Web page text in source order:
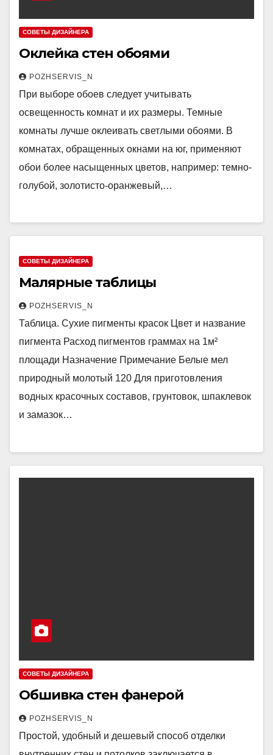
СОВЕТЫ ДИЗАЙНЕРА
Оклейка стен обоями
POZHSERVIS_N
При выборе обоев следует учитывать
освещенность комнат и их размеры. Темные
комнаты лучше оклеивать светлыми обоями. В
комнатах, обращенных окнами на юг, применяют
обои более насыщенных цветов, например: темно-
голубой, золотисто-оранжевый,…
СОВЕТЫ ДИЗАЙНЕРА
Малярные таблицы
POZHSERVIS_N
Таблица. Сухие пигменты красок Цвет и название
пигмента Расход пигментов граммах на 1м²
площади Назначение Примечание Белые мел
природный молотый 120 Для приготовления
водных красочных составов, грунтовок, шпаклевок
и замазок…
СОВЕТЫ ДИЗАЙНЕРА
Обшивка стен фанерой
POZHSERVIS_N
Простой, удобный и дешевый способ отделки